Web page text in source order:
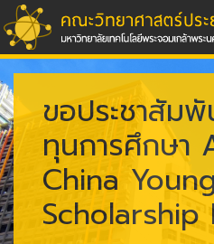
ขอประชาสัม
ทุนการศึกษา
China